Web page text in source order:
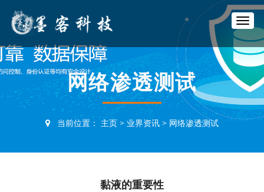
T
o
g
g
l
e
a
v
a
网络渗透测试
当前位置：主页>业界资讯> 网络渗透测试
黏液的重要性